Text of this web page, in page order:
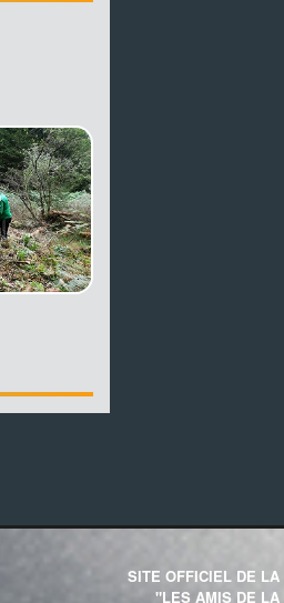
SITE OFFICIEL DE LA
"LES AMIS DE LA